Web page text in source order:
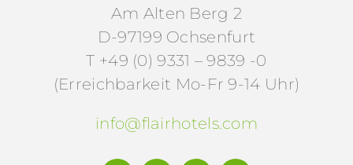
Am Alten Berg 2
D-97199 Ochsenfurt
T +49 (0) 9331 – 9839 -0
(Erreichbarkeit Mo-Fr 9-14 Uhr)
info@flairhotels.com